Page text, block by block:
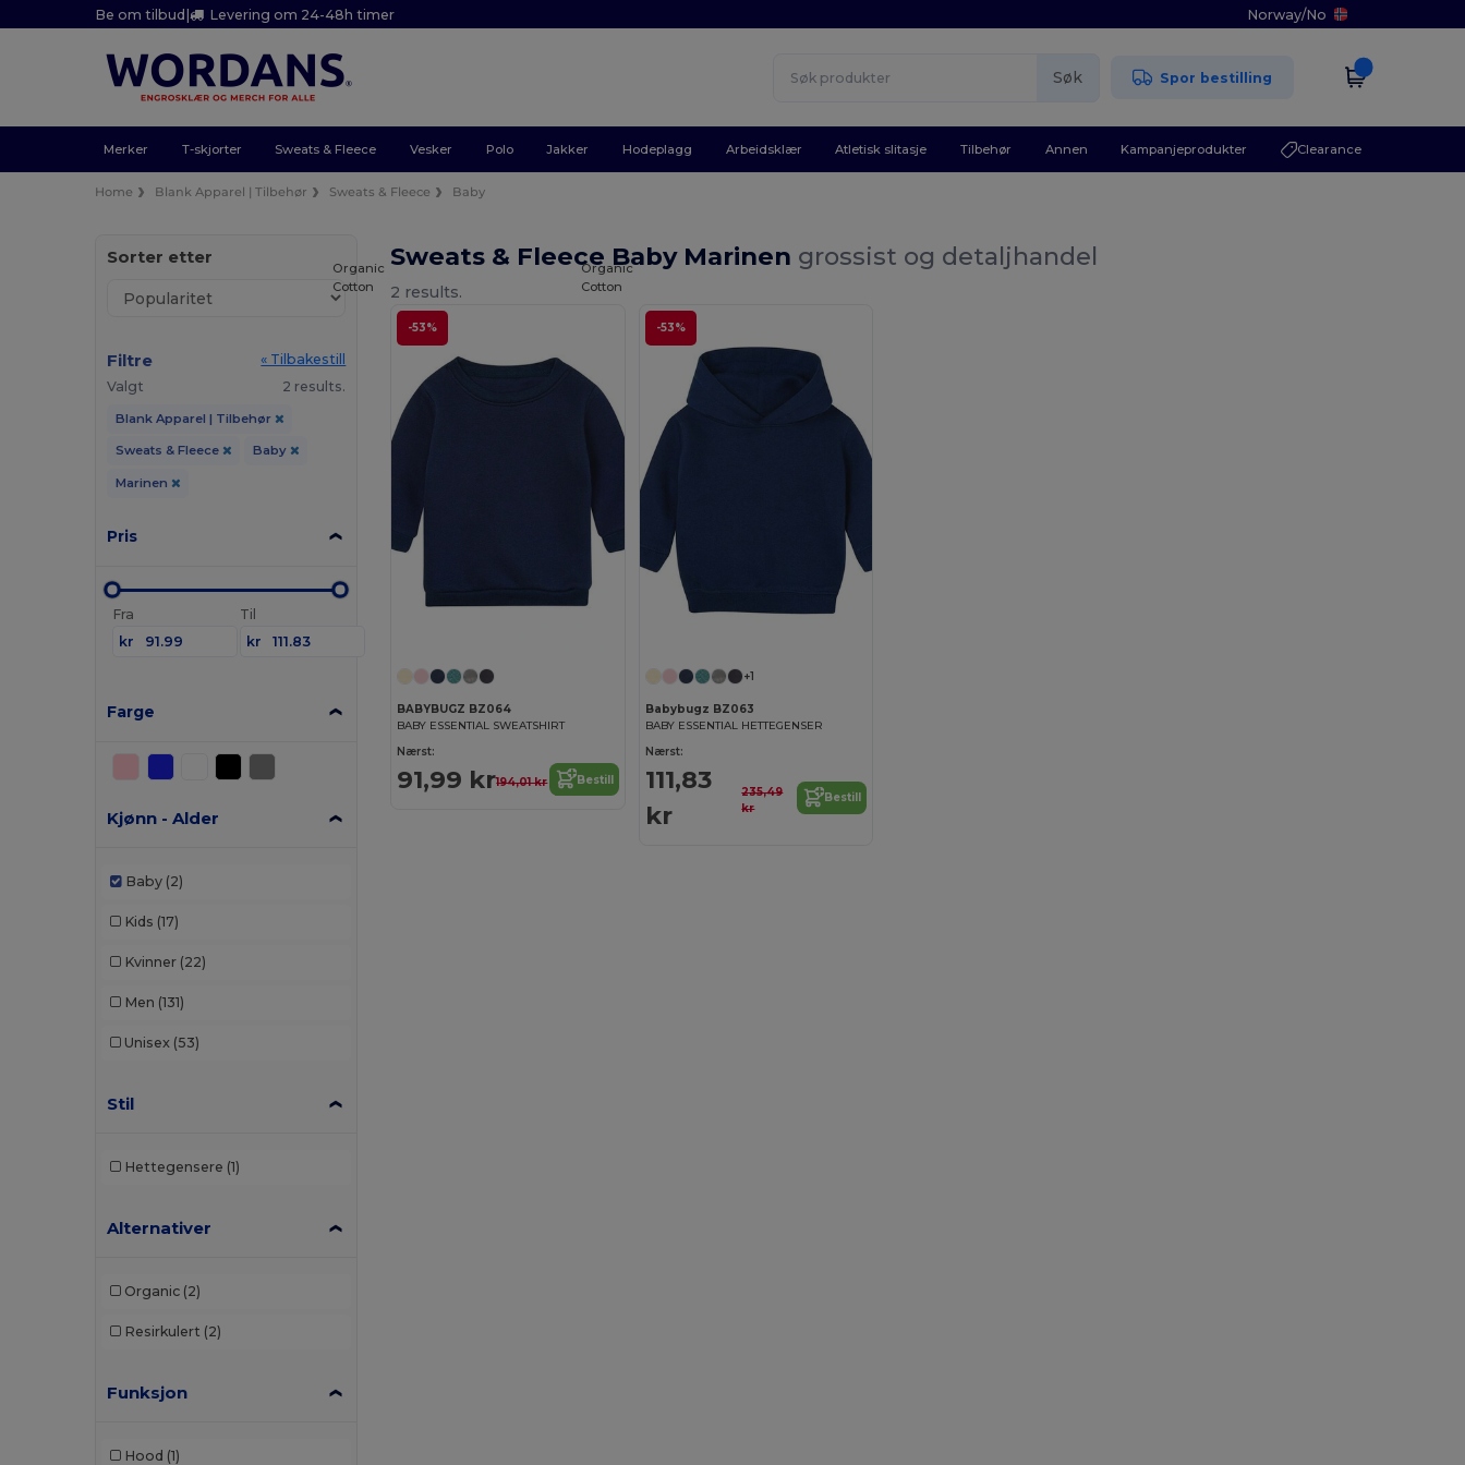
Be om tilbud| Levering om 24-48h timer Norway/No
Søk Spor bestilling
Merker T-skjorter Sweats & Fleece Vesker Polo Jakker Hodeplagg Arbeidsklær Atletisk slitasje Tilbehør Annen Kampanjeprodukter Clearance
Home Blank Apparel | Tilbehør Sweats & Fleece Baby
Sorter etter
Filtre
« Tilbakestill
Valgt
2 results.
Blank Apparel | Tilbehør
Sweats & Fleece Baby
Marinen
Pris
Fra
kr
Til
kr
Farge
Kjønn - Alder
Baby (2)
Kids (17)
Kvinner (22)
Men (131)
Unisex (53)
Stil
Hettegensere (1)
Alternativer
Organic (2)
Resirkulert (2)
Funksjon
Hood (1)
Sweats & Fleece Baby Marinen grossist og detaljhandel
2 results.
-53%
Organic
Cotton
BABYBUGZ BZ064
BABY ESSENTIAL SWEATSHIRT
Nærst:
91,99 kr194,01 kr Bestill
-53%
Organic
Cotton
+1
Babybugz BZ063
BABY ESSENTIAL HETTEGENSER
Nærst:
111,83
kr
235,49
kr
Bestill